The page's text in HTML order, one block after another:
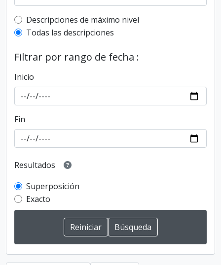
Top-level description filter
Descripciones de máximo nivel
Todas las descripciones
Filtrar por rango de fecha :
Inicio
Fin
Resultados
Superposición
Exacto